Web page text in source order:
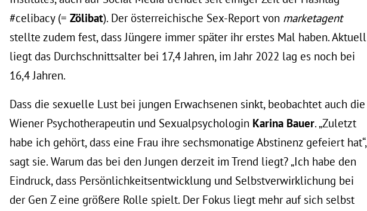
#celibacy (= Zölibat). Der österreichische Sex-Report von marketagent
stellte zudem fest, dass Jüngere immer später ihr erstes Mal haben. Aktuell
liegt das Durchschnittsalter bei 17,4 Jahren, im Jahr 2022 lag es noch bei
16,4 Jahren.
Dass die sexuelle Lust bei jungen Erwachsenen sinkt, beobachtet auch die
Wiener Psychotherapeutin und Sexualpsychologin Karina Bauer. „Zuletzt
habe ich gehört, dass eine Frau ihre sechsmonatige Abstinenz gefeiert hat“,
sagt sie. Warum das bei den Jungen derzeit im Trend liegt? „Ich habe den
Eindruck, dass Persönlichkeitsentwicklung und Selbstverwirklichung bei
der Gen Z eine größere Rolle spielt. Der Fokus liegt mehr auf sich selbst